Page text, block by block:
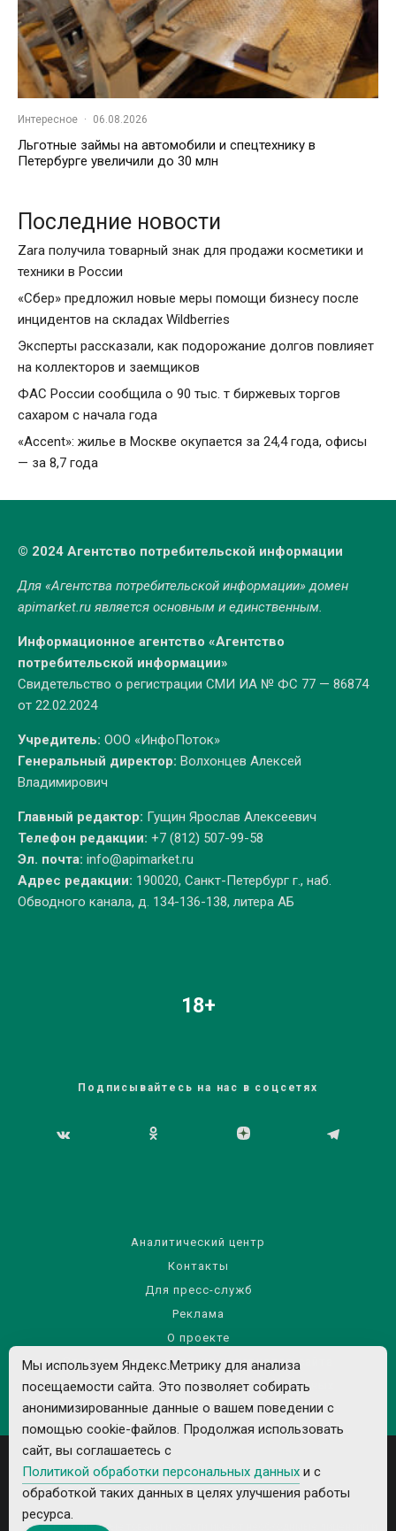
Интересное · 06.08.2026
Льготные займы на автомобили и спецтехнику в
Петербурге увеличили до 30 млн
Последние новости
Zara получила товарный знак для продажи косметики и
техники в России
«Сбер» предложил новые меры помощи бизнесу после
инцидентов на складах Wildberries
Эксперты рассказали, как подорожание долгов повлияет
на коллекторов и заемщиков
ФАС России сообщила о 90 тыс. т биржевых торгов
сахаром с начала года
«Accent»: жилье в Москве окупается за 24,4 года, офисы
— за 8,7 года
© 2024 Агентство потребительской информации
Для «Агентства потребительской информации» домен
apimarket.ruявляется основным и единственным.
Информационное агентство «Агентство
потребительской информации»
Свидетельство о регистрации СМИ ИА № ФС 77 — 86874
от 22.02.2024
Учредитель: ООО «ИнфоПоток»
Генеральный директор: Волхонцев Алексей
Владимирович
Главный редактор: Гущин Ярослав Алексеевич
Телефон редакции: +7 (812) 507-99-58
Эл. почта: info@apimarket.ru
Адрес редакции: 190020, Санкт-Петербург г., наб.
Обводного канала, д. 134-136-138, литера АБ
18+
Подписывайтесь на нас в соцсетях
Аналитический центр
Контакты
Для пресс-служб
Реклама
О проекте
Правила использования материалов сайта
Политика обработки персональных данных
Все рекламируемые товары и услуги имеют необходимые лицензии и
Мы используем Яндекс.Метрику для анализа
посещаемости сайта. Это позволяет собирать
анонимизированные данные о вашем поведении с
помощью cookie-файлов. Продолжая использовать
сайт, вы соглашаетесь с
Политикой обработки персональных данных и с
обработкой таких данных в целях улучшения работы
ресурса.